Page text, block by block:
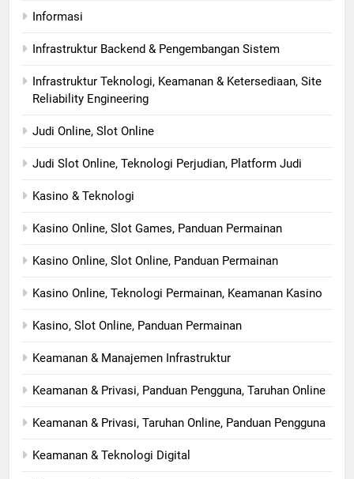
Informasi
Infrastruktur Backend & Pengembangan Sistem
Infrastruktur Teknologi, Keamanan & Ketersediaan, Site
Reliability Engineering
Judi Online, Slot Online
Judi Slot Online, Teknologi Perjudian, Platform Judi
Kasino & Teknologi
Kasino Online, Slot Games, Panduan Permainan
Kasino Online, Slot Online, Panduan Permainan
Kasino Online, Teknologi Permainan, Keamanan Kasino
Kasino, Slot Online, Panduan Permainan
Keamanan & Manajemen Infrastruktur
Keamanan & Privasi, Panduan Pengguna, Taruhan Online
Keamanan & Privasi, Taruhan Online, Panduan Pengguna
Keamanan & Teknologi Digital